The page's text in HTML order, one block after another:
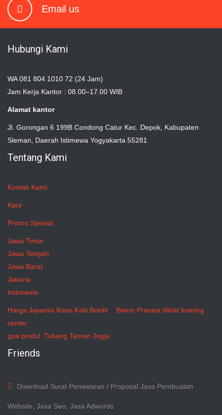
Email us
Hubungi Kami
WA 081 804 1010 72 (24 Jam)
Jam Kerja Kantor : 08.00–17.00 WIB
Alamat kantor
Jl. Gorongan 6 199B Condong Catur Kec. Depok, Kabupaten
Sleman, Daerah Istimewa Yogyakarta 55281
Tentang Kami
Kontak Kami
Karir
Promo Spesial
Jawa Timur
Jawa Tengah
Jawa Barat
Jakarta
Indonesia
Harga Jayamix Kaos Kaki Bordir – Beton Precast diklat training
center
goa pindul Tukang Taman Jogja
Friends
Download Surat Penawaran / Proposal Jasa Pembuatan
Website, Jasa Seo, Jasa Adwords